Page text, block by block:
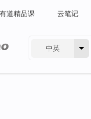
有道精品课 云笔记
中英